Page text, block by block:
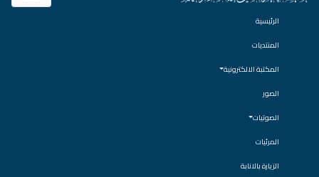
الرئيسية
المنتديات
المكتبة الالكترونية
الصور
الصوتيات
المرئيات
الزيارة بالانابة